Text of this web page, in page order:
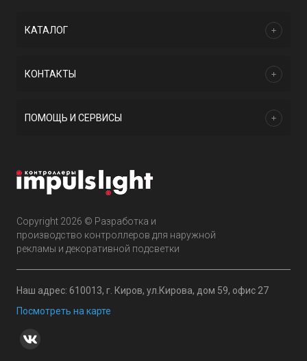
Copyright 2026 © Разработка и
производство контроллеров для наружной
рекламы и декоративной подсветки
Наш адрес: 610013, г. Киров, ул.Кирова, дом 59, офис 27
Посмотреть на карте
КАТАЛОГ
КОНТАКТЫ
ПОМОЩЬ И СЕРВИСЫ